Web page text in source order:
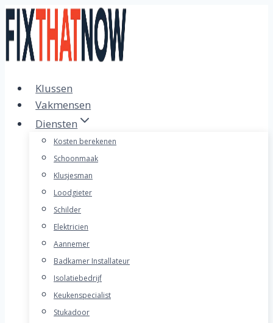
Doorgaan
naar
inhoud
Klussen
Vakmensen
Diensten
Kosten berekenen
Schoonmaak
Klusjesman
Loodgieter
Schilder
Elektricien
Aannemer
Badkamer Installateur
Isolatiebedrijf
Keukenspecialist
Stukadoor